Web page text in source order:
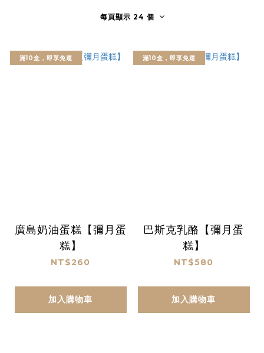
每頁顯示 24 個
滿10盒，即享免運
廣島奶油蛋糕【彌月蛋
糕】
NT$260
加入購物車
滿10盒，即享免運
巴斯克乳酪【彌月蛋
糕】
NT$580
加入購物車